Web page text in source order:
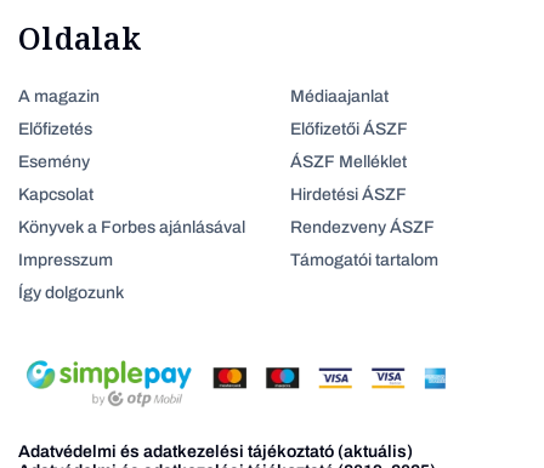
Oldalak
A magazin
Előfizetés
Esemény
Kapcsolat
Könyvek a Forbes ajánlásával
Impresszum
Így dolgozunk
Médiaajanlat
Előfizetői ÁSZF
ÁSZF Melléklet
Hirdetési ÁSZF
Rendezveny ÁSZF
Támogatói tartalom
Adatvédelmi és adatkezelési tájékoztató (aktuális)